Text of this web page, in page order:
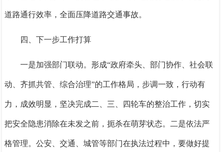
道路通行效率，全面压降道路交通事故。
四、下一步工作打算
一是加强部门联动。形成“政府牵头、部门协作、社会联
动、齐抓共管、综合治理”的工作格局， 步调一致，行动有
力，成效明显， 坚决完成二、 三、四轮车的整治工作，切实
把安全隐患消除在未发之前，扼杀在萌芽状态。 二是依法严
格管理。公安、交通、城管等部门在执法过程中，要做好提